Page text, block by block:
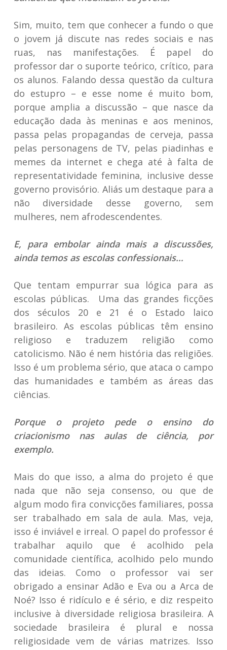
Sim, muito, tem que conhecer a fundo o que
o jovem já discute nas redes sociais e nas
ruas, nas manifestações. É papel do
professor dar o suporte teórico, crítico, para
os alunos. Falando dessa questão da cultura
do estupro – e esse nome é muito bom,
porque amplia a discussão – que nasce da
educação dada às meninas e aos meninos,
passa pelas propagandas de cerveja, passa
pelas personagens de TV, pelas piadinhas e
memes da internet e chega até à falta de
representatividade feminina, inclusive desse
governo provisório. Aliás um destaque para a
não diversidade desse governo, sem
mulheres, nem afrodescendentes.
E, para embolar ainda mais a discussões,
ainda temos as escolas confessionais…
Que tentam empurrar sua lógica para as
escolas públicas. Uma das grandes ficções
dos séculos 20 e 21 é o Estado laico
brasileiro. As escolas públicas têm ensino
religioso e traduzem religião como
catolicismo. Não é nem história das religiões.
Isso é um problema sério, que ataca o campo
das humanidades e também as áreas das
ciências.
Porque o projeto pede o ensino do
criacionismo nas aulas de ciência, por
exemplo.
Mais do que isso, a alma do projeto é que
nada que não seja consenso, ou que de
algum modo fira convicções familiares, possa
ser trabalhado em sala de aula. Mas, veja,
isso é inviável e irreal. O papel do professor é
trabalhar aquilo que é acolhido pela
comunidade científica, acolhido pelo mundo
das ideias. Como o professor vai ser
obrigado a ensinar Adão e Eva ou a Arca de
Noé? Isso é ridículo e é sério, e diz respeito
inclusive à diversidade religiosa brasileira. A
sociedade brasileira é plural e nossa
religiosidade vem de várias matrizes. Isso